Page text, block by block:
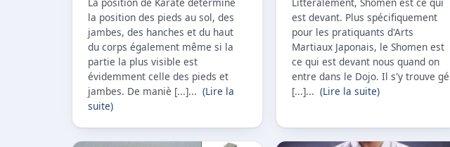
la position des pieds au sol, des
jambes, des hanches et du haut
du corps également même si la
partie la plus visible est
évidemment celle des pieds et
jambes. De maniè [...]... (Lire la
suite)
est devant. Plus spécifiquement
pour les pratiquants d'Arts
Martiaux Japonais, le Shomen est
ce qui est devant nous quand on
entre dans le Dojo. Il s'y trouve gé
[...]... (Lire la suite)